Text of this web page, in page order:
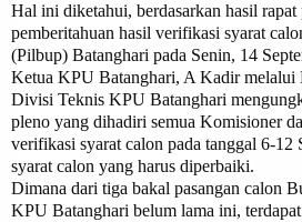
Hal ini diketahui, berdasarkan hasil rapat
pemberitahuan hasil verifikasi syarat
(Pilbup) Batanghari pada Senin, 14
Ketua KPU Batanghari, A Kadir melalui
Divisi Teknis KPU Batanghari
pleno yang dihadiri semua Komisioner
verifikasi syarat calon pada tanggal 6-12
syarat calon yang harus diperbaiki.
Dimana dari tiga bakal pasangan calon
KPU Batanghari belum lama ini,